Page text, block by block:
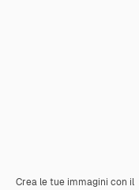
Crea le tue immagini con il